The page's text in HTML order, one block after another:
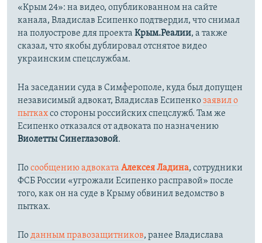
«Крым 24»: на видео, опубликованном на сайте
канала, Владислав Есипенко подтвердил, что снимал
на полуострове для проекта Крым.Реалии, а также
сказал, что якобы дублировал отснятое видео
украинским спецслужбам.
На заседании суда в Симферополе, куда был допущен
независимый адвокат, Владислав Есипенкозаявил о
пыткахсо стороны российских спецслужб. Там же
Есипенко отказался от адвоката по назначению
Виолетты Синеглазовой.
Посообщению адвоката Алексея Ладина, сотрудники
ФСБ России «угрожали Есипенко расправой» после
того, как он на суде в Крыму обвинил ведомство в
пытках.
Поданным правозащитников, ранее Владислава